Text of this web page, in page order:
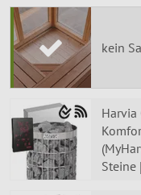
kein
Steine